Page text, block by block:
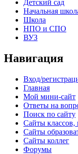
Детский сад
Начальная
Школа
НПО и СПО
ВУЗ
Навигация
Вход/
Главная
Мой мини-сайт
Ответы на
Поиск по сайту
Сайты классов,
Сайты
Сайты коллег
Форумы